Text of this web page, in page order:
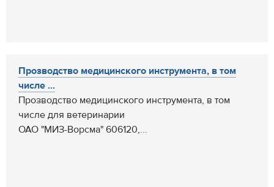
Прозводство медицинского инструмента, в том
числе ...
Прозводство медицинского инструмента, в том
числе для ветеринарии
ОАО "МИЗ-Ворсма" 606120,...